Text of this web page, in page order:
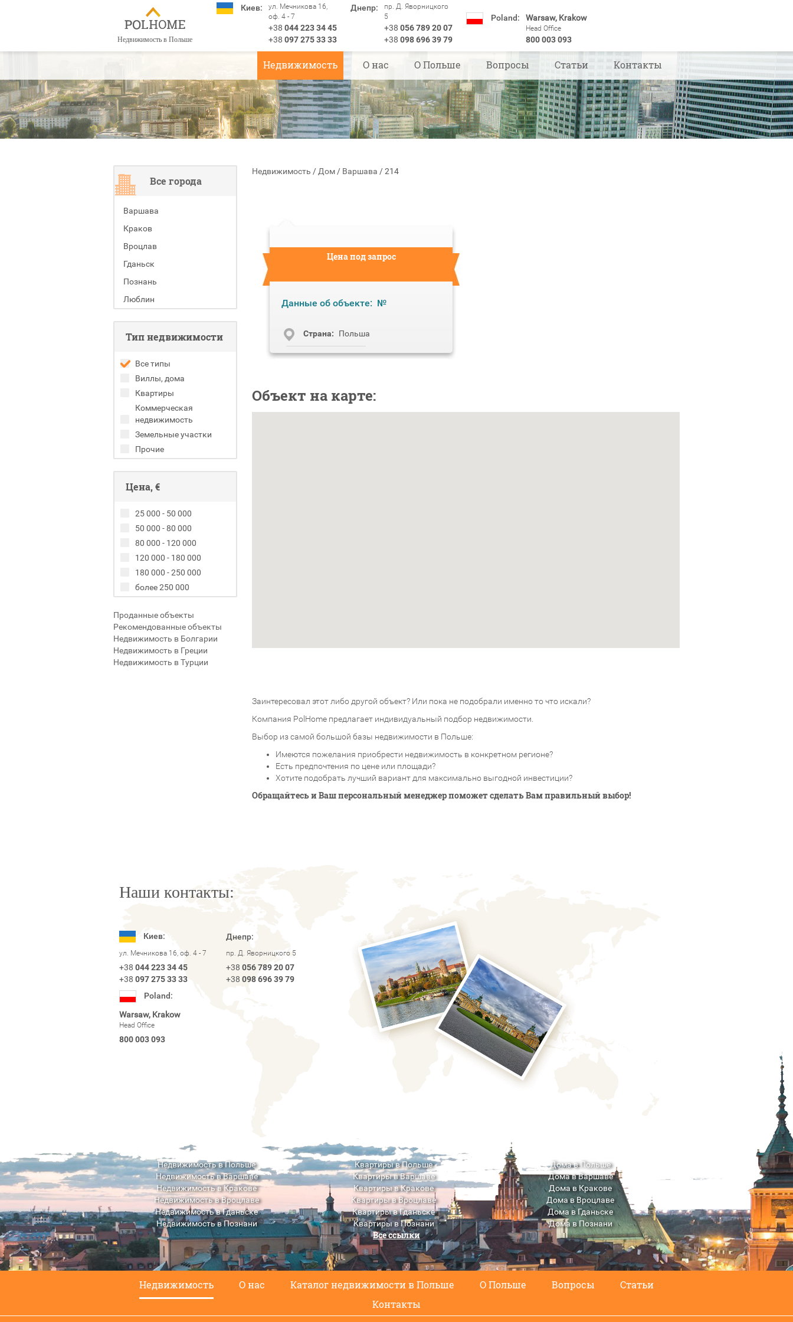
Недвижимость в Польше
Киев:
ул. Мечникова 16,
оф. 4 - 7
+38 044 223 34 45
+38 097 275 33 33
Днепр:
пр. Д. Яворницкого
5
+38 056 789 20 07
+38 098 696 39 79
Poland: Warsaw, Krakow
Head Office
800 003 093
Недвижимость О нас О Польше Вопросы Статьи Контакты
Все города
Варшава
Краков
Вроцлав
Гданьск
Познань
Люблин
Тип недвижимости
Все типы
Виллы, дома
Квартиры
Коммерческая
недвижимость
Земельные участки
Прочие
Цена, €
25 000 - 50 000
50 000 - 80 000
80 000 - 120 000
120 000 - 180 000
180 000 - 250 000
более 250 000
Проданные объекты
Рекомендованные объекты
Недвижимость в Болгарии
Недвижимость в Греции
Недвижимость в Турции
Недвижимость / Дом / Варшава /214
Цена под запрос
Данные об объекте: №
Cтрана: Польша
Объект на карте:
Заинтересовал этот либо другой объект? Или пока не подобрали именно то что искали?
Компания PolHome предлагает индивидуальный подбор недвижимости.
Выбор из самой большой базы недвижимости в Польше:
Имеются пожелания приобрести недвижимость в конкретном регионе?
Есть предпочтения по цене или площади?
Хотите подобрать лучший вариант для максимально выгодной инвестиции?
Обращайтесь и Ваш персональный менеджер поможет сделать Вам правильный выбор!
Наши контакты:
Киев:
ул. Мечникова 16, оф. 4 - 7
+38 044 223 34 45
+38 097 275 33 33
Днепр:
пр. Д. Яворницкого 5
+38 056 789 20 07
+38 098 696 39 79
Poland:
Warsaw, Krakow
Head Office
800 003 093
Недвижимость в Польше
Недвижимость в Варшаве
Недвижимость в Кракове
Недвижимость в Вроцлаве
Недвижимость в Гданьске
Недвижимость в Познани
Недвижимость в Люблине
Квартиры в Польше
Квартиры в Варшаве
Квартиры в Кракове
Квартиры в Вроцлаве
Квартиры в Гданьске
Квартиры в Познани
Квартиры в Люблине
Дома в Польше
Дома в Варшаве
Дома в Кракове
Дома в Вроцлаве
Дома в Гданьске
Дома в Познани
Дома в Люблине
Все ссылки
Недвижимость О нас Каталог недвижимости в Польше О Польше Вопросы
Статьи
Контакты